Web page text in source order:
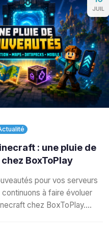
JUIL
: une pluie de
BoxToPlay
pour vos serveurs
à faire évoluer
chez BoxToPlay.